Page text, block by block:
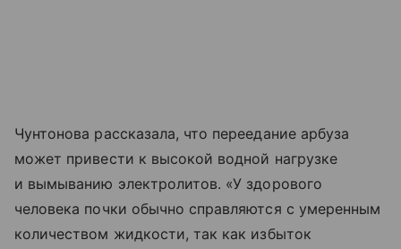
Чунтонова рассказала, что переедание арбуза
может привести к высокой водной нагрузке
и вымыванию электролитов. «У здорового
человека почки обычно справляются с умеренным
количеством жидкости, так как избыток